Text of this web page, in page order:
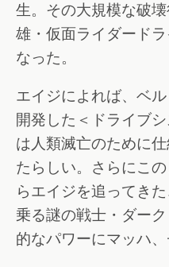
生。その大規模な破
雄・仮面ライダード
なった。
エイジによれば、ベ
開発した＜ドライブ
は人類滅亡のために
たらしい。さらにこ
らエイジを追ってき
乗る謎の戦士・ダー
的なパワーにマッハ